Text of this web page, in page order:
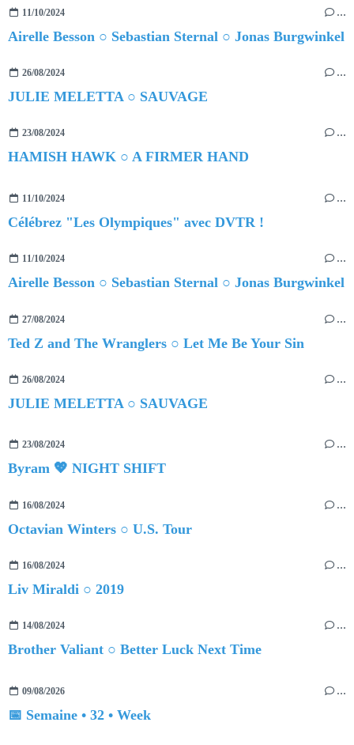
11/10/2024 …
Airelle Besson ○ Sebastian Sternal ○ Jonas Burgwinkel
26/08/2024 …
JULIE MELETTA ○ SAUVAGE
23/08/2024 …
HAMISH HAWK ○ A FIRMER HAND
11/10/2024 …
Célébrez "Les Olympiques" avec DVTR !
11/10/2024 …
Airelle Besson ○ Sebastian Sternal ○ Jonas Burgwinkel
27/08/2024 …
Ted Z and The Wranglers ○ Let Me Be Your Sin
26/08/2024 …
JULIE MELETTA ○ SAUVAGE
23/08/2024 …
Byram 💖 NIGHT SHIFT
16/08/2024 …
Octavian Winters ○ U.S. Tour
16/08/2024 …
Liv Miraldi ○ 2019
14/08/2024 …
Brother Valiant ○ Better Luck Next Time
09/08/2026 …
📅 Semaine • 32 • Week